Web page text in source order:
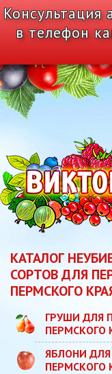
в телефон
КАТАЛОГ
СОРТОВ ДЛЯ
ПЕРМСКОГО
ГРУШИ ДЛЯ
ПЕРМСКОГО
ЯБЛОНИ
ПЕРМСКОГО